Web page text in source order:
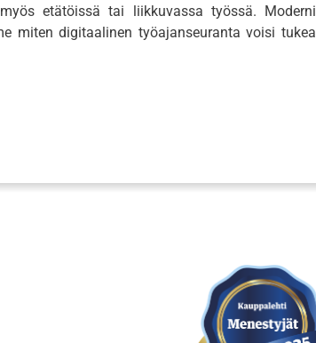
etätöissä tai liikkuvassa työssä. Moderni
miten digitaalinen työajanseuranta voisi tukea